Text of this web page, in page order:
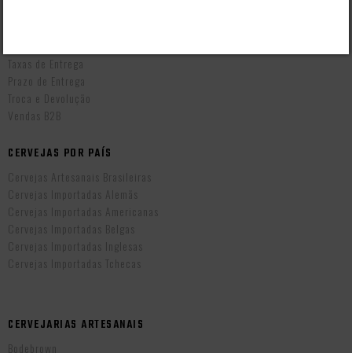
Taxas de Entrega
Prazo de Entrega
Troca e Devolução
Vendas B2B
CERVEJAS POR PAÍS
Cervejas Artesanais Brasileiras
Cervejas Importadas Alemãs
Cervejas Importadas Americanas
Cervejas Importadas Belgas
Cervejas Importadas Inglesas
Cervejas Importadas Tchecas
CERVEJARIAS ARTESANAIS
Bodebrown